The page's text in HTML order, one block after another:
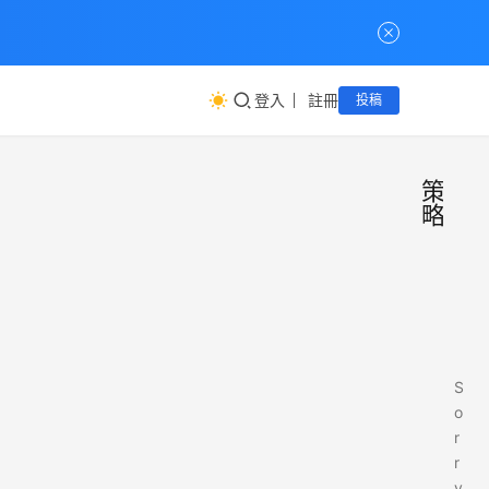
登入 註冊 投稿
策
略
S
o
r
r